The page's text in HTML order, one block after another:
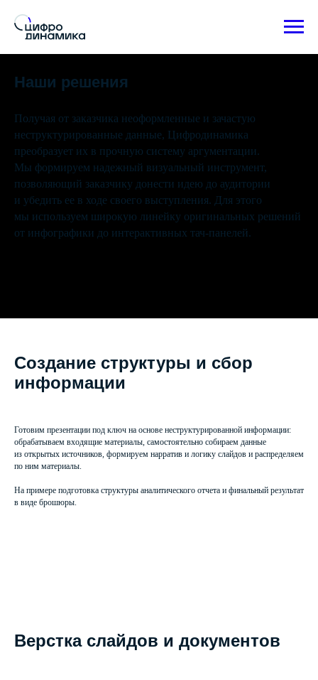
Наши решения
Получая от заказчика неоформленные и зачастую
неструктурированные данные, Цифродинамика
преобразует их в прочную систему аргументации.
Мы формируем надежный визуальный инструмент,
позволяющий заказчику донести идею до аудитории
и убедить ее в ходе своего выступления. Для этого
мы используем широкую линейку оригинальных решений
от инфографики до интерактивных тач-панелей.
Создание структуры и сбор
информации
Готовим презентации под ключ на основе неструктурированной информации:
обрабатываем входящие материалы, самостоятельно собираем данные
из открытых источников, формируем нарратив и логику слайдов и распределяем
по ним материалы.
На примере подготовка структуры аналитического отчета и финальный результат
в виде брошюры.
Верстка слайдов и документов